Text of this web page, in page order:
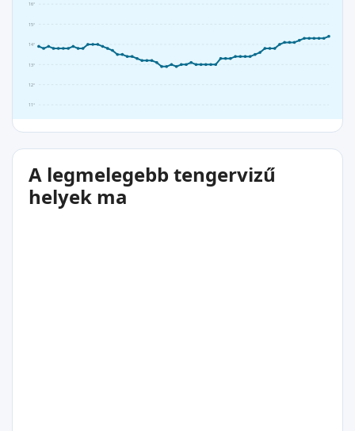
11°
12°
13°
14°
15°
16°
A legmelegebb tengervizű
helyek ma